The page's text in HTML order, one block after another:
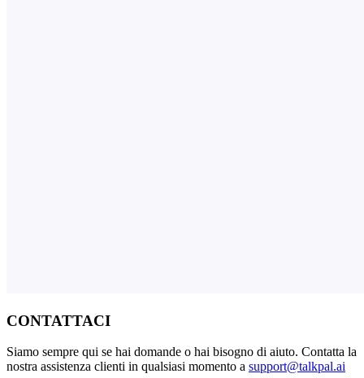
CONTATTACI
Siamo sempre qui se hai domande o hai bisogno di aiuto. Contatta la
nostra assistenza clienti in qualsiasi momento a support@talkpal.ai